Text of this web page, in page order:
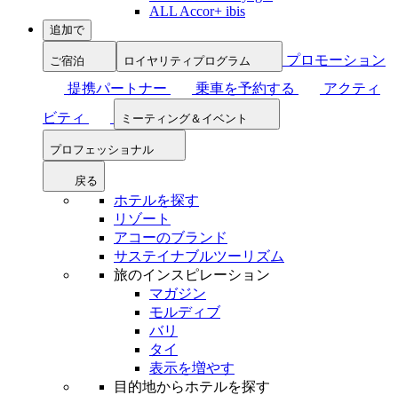
ALL Accor+ ibis
追加で
ご宿泊 ロイヤリティプログラム
プロモーション
提携パートナー
乗車を予約する
アクティ
ビティ
ミーティング＆イベント
プロフェッショナル
戻る
ホテルを探す
リゾート
アコーのブランド
サステイナブルツーリズム
旅のインスピレーション
マガジン
モルディブ
バリ
タイ
表示を増やす
目的地からホテルを探す